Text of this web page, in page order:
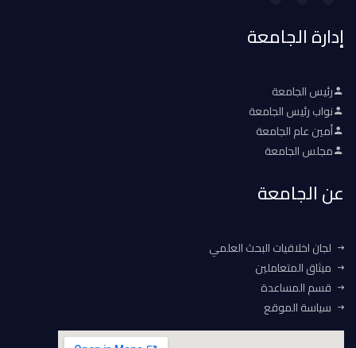
إدارة الجامعة
رئيس الجامعة
نواب رئيس الجامعة
أمين عام الجامعة
مجلس الجامعة
عن الجامعة
لجان اخلاقيات البحث العلمي
ميثاق المتعاملين
قسم المساعدة
سياسة الموقع